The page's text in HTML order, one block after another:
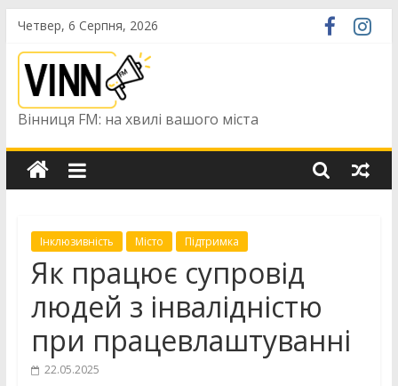
Skip
content
Четвер, 6 Серпня, 2026
Вінниця FM: на хвилі вашого міста
Інклюзивність Місто Підтримка
Як працює супровід
людей з інвалідністю
при працевлаштуванні
22.05.2025